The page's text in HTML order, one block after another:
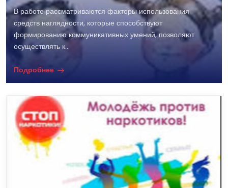
В работе рассматриваются факторы использования
средств наглядности, которые способствуют
формированию коммуникативных умений, позволяют
осуществлять к...
Подробнее